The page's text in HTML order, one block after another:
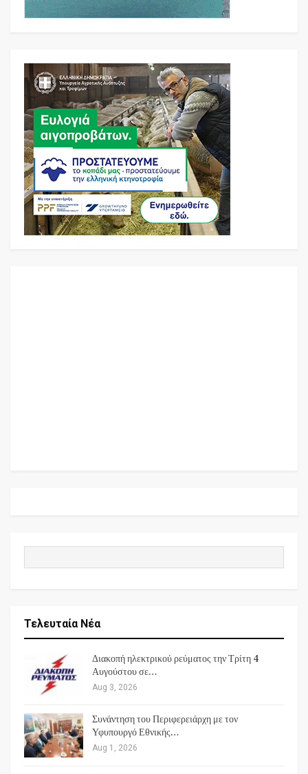
Τελευταία Νέα
Διακοπή ηλεκτρικού ρεύματος την Τρίτη 4
Αυγούστου σε…
Aug 3, 2026
Συνάντηση του Περιφερειάρχη με τον
Υφυπουργό Εθνικής…
Aug 1, 2026